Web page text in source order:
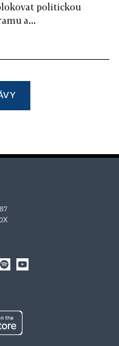
politickou
a...